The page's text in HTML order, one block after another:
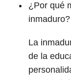
¿Por qué
inmaduro?
La
de la